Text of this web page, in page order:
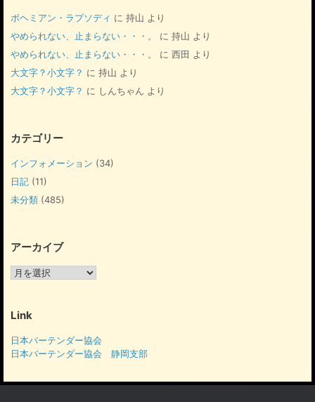
ボヘミアン・ラプソディ に 持山 より
やめられない、止まらない・・・。
に 持山 より
やめられない、止まらない・・・。
に 西田 より
大文字？小文字？ に 持山 より
大文字？小文字？ に しんちゃん より
カテゴリー
インフォメーション (34)
日記 (11)
未分類 (485)
アーカイブ
ア
イ
Link
日本バーテンダー協会
日本バーテンダー協会 静岡支部